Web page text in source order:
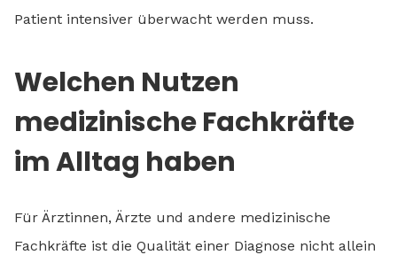
Patient intensiver überwacht werden muss.
Welchen Nutzen
medizinische Fachkräfte
im Alltag haben
Für Ärztinnen, Ärzte und andere medizinische
Fachkräfte ist die Qualität einer Diagnose nicht allein